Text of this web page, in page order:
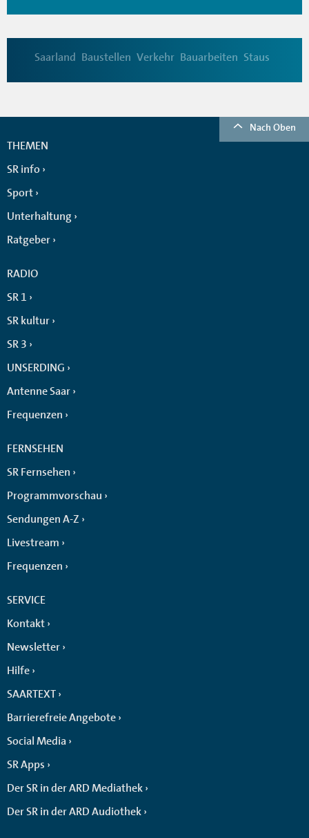
Saarland Baustellen Verkehr Bauarbeiten Staus
Nach Oben
THEMEN
SR info
Sport
Unterhaltung
Ratgeber
RADIO
SR 1
SR kultur
SR 3
UNSERDING
Antenne Saar
Frequenzen
FERNSEHEN
SR Fernsehen
Programmvorschau
Sendungen A-Z
Livestream
Frequenzen
SERVICE
Kontakt
Newsletter
Hilfe
SAARTEXT
Barrierefreie Angebote
Social Media
SR Apps
Der SR in der ARD Mediathek
Der SR in der ARD Audiothek